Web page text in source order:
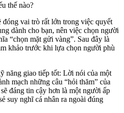
thế nào?
vai trò rất lớn trong việc quyết
dành cho bạn, nên việc chọn người
“chọn mặt gửi vàng”. Sau đây là
khảo trước khi lựa chọn người phù
năng giao tiếp tốt: Lời nói của một
mạch những câu “hỏi thăm” của
đáng tin cậy hơn là một người ấp
suy nghĩ cá nhân ra ngoài đúng